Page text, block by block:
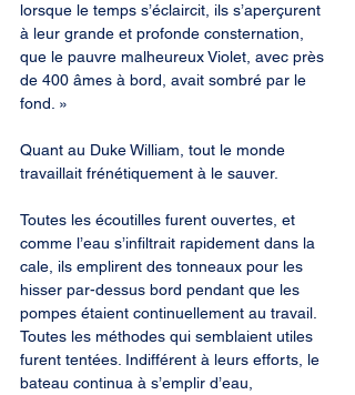
lorsque le temps s’éclaircit, ils s’aperçurent
à leur grande et profonde consternation,
que le pauvre malheureux Violet, avec près
de 400 âmes à bord, avait sombré par le
fond. »
Quant au Duke William, tout le monde
travaillait frénétiquement à le sauver.
Toutes les écoutilles furent ouvertes, et
comme l’eau s’infiltrait rapidement dans la
cale, ils emplirent des tonneaux pour les
hisser par-dessus bord pendant que les
pompes étaient continuellement au travail.
Toutes les méthodes qui semblaient utiles
furent tentées. Indifférent à leurs efforts, le
bateau continua à s’emplir d’eau,